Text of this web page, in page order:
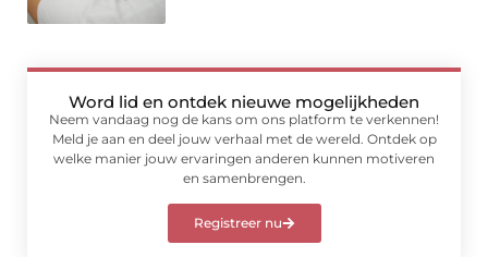
Word lid en ontdek nieuwe mogelijkheden
Neem vandaag nog de kans om ons platform te verkennen!
Meld je aan en deel jouw verhaal met de wereld. Ontdek op
welke manier jouw ervaringen anderen kunnen motiveren
en samenbrengen.
Registreer nu